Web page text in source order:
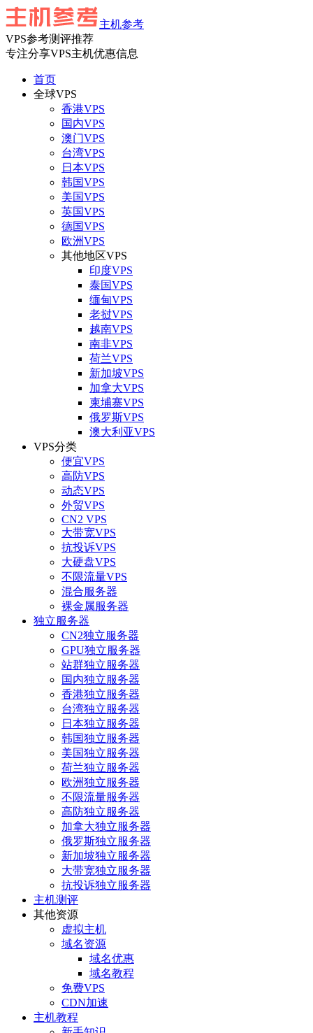
主机参考
VPS参考测评推荐
专注分享VPS主机优惠信息
首页
全球VPS
香港VPS
国内VPS
澳门VPS
台湾VPS
日本VPS
韩国VPS
美国VPS
英国VPS
德国VPS
欧洲VPS
其他地区VPS
印度VPS
泰国VPS
缅甸VPS
老挝VPS
越南VPS
南非VPS
荷兰VPS
新加坡VPS
加拿大VPS
柬埔寨VPS
俄罗斯VPS
澳大利亚VPS
VPS分类
便宜VPS
高防VPS
动态VPS
外贸VPS
CN2 VPS
大带宽VPS
抗投诉VPS
大硬盘VPS
不限流量VPS
混合服务器
裸金属服务器
独立服务器
CN2独立服务器
GPU独立服务器
站群独立服务器
国内独立服务器
香港独立服务器
台湾独立服务器
日本独立服务器
韩国独立服务器
美国独立服务器
荷兰独立服务器
欧洲独立服务器
不限流量服务器
高防独立服务器
加拿大独立服务器
俄罗斯独立服务器
新加坡独立服务器
大带宽独立服务器
抗投诉独立服务器
主机测评
其他资源
虚拟主机
域名资源
域名优惠
域名教程
免费VPS
CDN加速
主机教程